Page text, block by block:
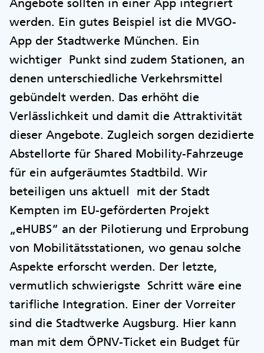
Angebote sollten in einer App integriert
werden. Ein gutes Beispiel ist die MVGO-
App der Stadtwerke München. Ein
wichtiger Punkt sind zudem Stationen, an
denen unterschiedliche Verkehrsmittel
gebündelt werden. Das erhöht die
Verlässlichkeit und damit die Attraktivität
dieser Angebote. Zugleich sorgen dezidierte
Abstellorte für Shared Mobility-Fahrzeuge
für ein aufgeräumtes Stadtbild. Wir
beteiligen uns aktuell mit der Stadt
Kempten im EU-geförderten Projekt
„eHUBS“ an der Pilotierung und Erprobung
von Mobilitätsstationen, wo genau solche
Aspekte erforscht werden. Der letzte,
vermutlich schwierigste Schritt wäre eine
tarifliche Integration. Einer der Vorreiter
sind die Stadtwerke Augsburg. Hier kann
man mit dem ÖPNV-Ticket ein Budget für